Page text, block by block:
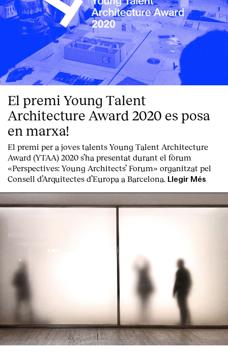
El premi Young Talent
Architecture Award 2020 es posa
en marxa!
El premi per a joves talents Young Talent Architecture
Award (YTAA) 2020 s’ha presentat durant el fòrum
«Perspectives: Young Architects’ Forum» organitzat pel
Consell d’Arquitectes d’Europa a Barcelona. Llegir Més